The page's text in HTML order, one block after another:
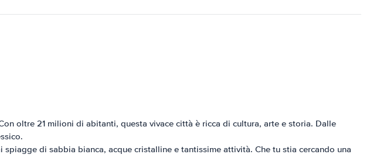
oltre 21 milioni di abitanti, questa vivace città è ricca di cultura, arte e storia. Dalle
di sabbia bianca, acque cristalline e tantissime attività. Che tu stia cercando una